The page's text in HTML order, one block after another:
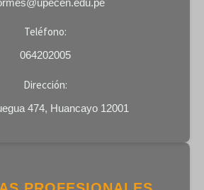
Teléfono:
064202005
Dirección:
474, Huancayo 12001